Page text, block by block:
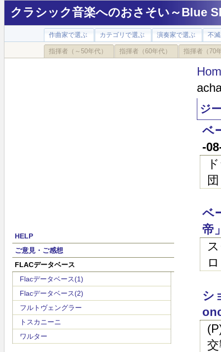
クラシック音楽へのおさそい～Blue
作曲家で選ぶ カテゴリで選ぶ 演奏家で選ぶ 不
指揮者（～50年代） 指揮者（60年代） 指揮者（70
HELP
ご意見・ご感想
FLACデータベース
Flacデータベース(1)
Flacデータベース(2)
フルトヴェングラー
トスカニーニ
ワルター
ジ
ベ
-
ベ
帝
シ